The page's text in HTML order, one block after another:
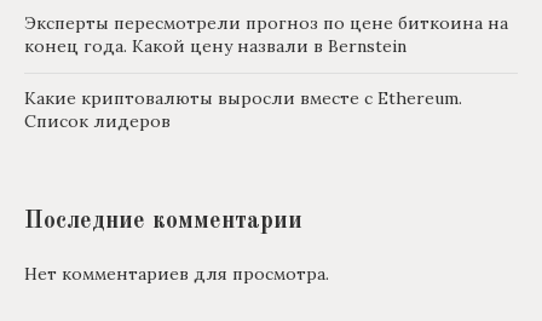
Эксперты пересмотрели прогноз по цене биткоина на
конец года. Какой цену назвали в Bernstein
Какие криптовалюты выросли вместе с Ethereum.
Список лидеров
Последние комментарии
Нет комментариев для просмотра.